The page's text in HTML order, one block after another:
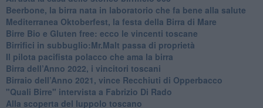
Beerbone, la birra nata in laboratorio che fa bene alla salute
Mediterranea Oktoberfest, la festa della Birra di Mare
​Birre Bio e Gluten free: ecco le vincenti toscane
​Birrifici in subbuglio:Mr.Malt passa di proprietà
​Il pilota pacifista polacco che ama la birra
​Birra dell’Anno 2022, i vincitori toscani
Birraio dell’Anno 2021, vince Recchiuti di Opperbacco
"Quali Birre" intervista a Fabrizio Di Rado
​Alla scoperta del luppolo toscano